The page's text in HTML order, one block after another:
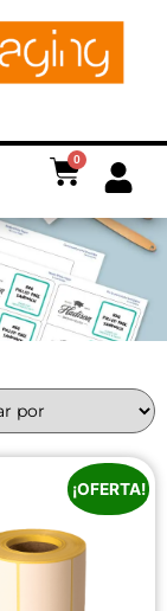
0
¡OFERTA!